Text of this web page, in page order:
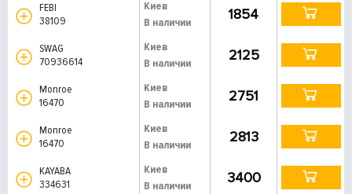
FEBI
38109
Киев
В наличии
1854
SWAG
70936614
Киев
В наличии
2125
Monroe
16470
Киев
В наличии
2751
Monroe
16470
Киев
В наличии
2813
KAYABA
334631
Киев
В наличии
3400